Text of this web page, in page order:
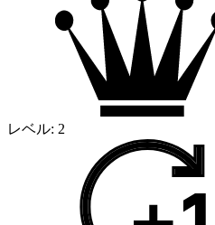
レベル: 2